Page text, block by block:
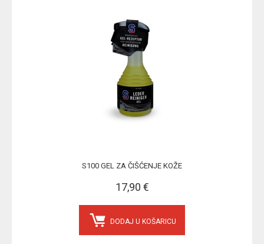
S100 GEL ZA ČIŠĆENJE KOŽE
17,90 €
DODAJ U KOŠARICU